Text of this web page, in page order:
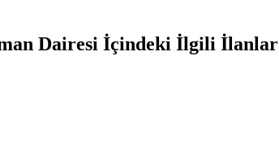
Dairesi İçindeki İlgili İlanlar